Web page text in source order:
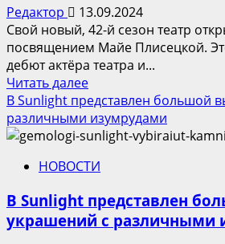
нового
корпуса
ЖК
«1-
й
Саларьевский»
Редактор
13.09.2024
Свой новый, 42-й сезон театр
посвящением Майе Плисецкой.
дебют актёра театра и...
Читать далееПрочитать
больше
о
В
«У
ворот»
состоялась
В Sunlight представлен большой
различными изумрудами
НОВОСТИ
В Sunlight представлен
украшений с различными